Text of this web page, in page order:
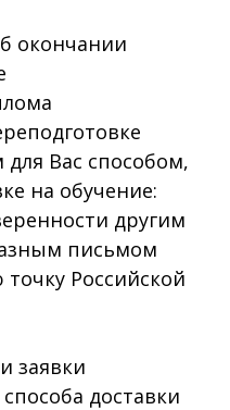
окончании
Вас способом,
на обучение:
другим
письмом
Российской
заявки
доставки